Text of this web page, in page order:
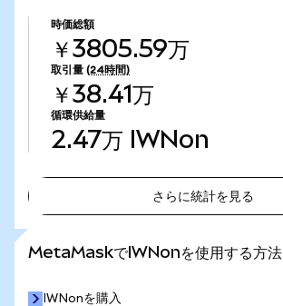
時価総額
￥3805.59万
取引量 (24時間)
￥38.41万
循環供給量
2.47万 IWNon
さらに統計を見る
MetaMaskでIWNonを使用する方法
IWNonを購入